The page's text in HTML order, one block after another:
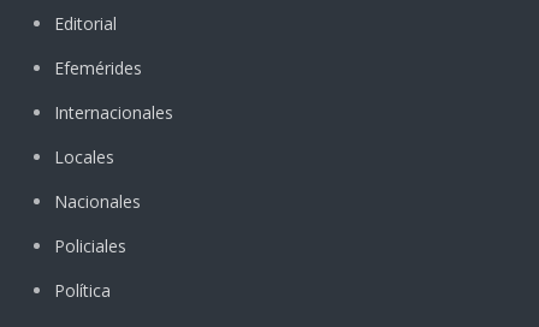
Editorial
Efemérides
Internacionales
Locales
Nacionales
Policiales
Política